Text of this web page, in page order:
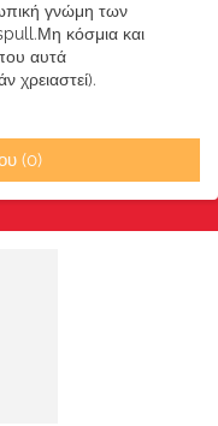
γνώμη των
κόσμια και
αυτά
χρειαστεί).
(0)